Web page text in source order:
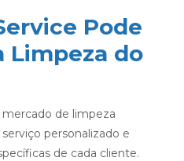
Pode
Limpeza do
de limpeza
personalizado e
de cada cliente.